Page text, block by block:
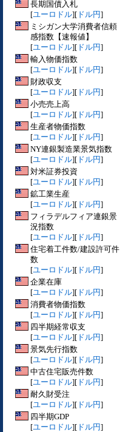
長期国債入札
[ユーロドル][ ドル円]
ミシガン大学消費者信頼
感指数【速報値】
[ユーロドル][ ドル円]
輸入物価指数
[ユーロドル][ ドル円]
財政収支
[ユーロドル][ ドル円]
小売売上高
[ユーロドル][ ドル円]
生産者物価指数
[ユーロドル][ ドル円]
NY連銀製造業景気指数
[ユーロドル][ ドル円]
対米証券投資
[ユーロドル][ ドル円]
鉱工業生産
[ユーロドル][ ドル円]
フィラデルフィア連銀景
況指数
[ユーロドル][ ドル円]
住宅着工件数/建設許可件
数
[ユーロドル][ ドル円]
企業在庫
[ユーロドル][ ドル円]
消費者物価指数
[ユーロドル][ ドル円]
四半期経常収支
[ユーロドル][ ドル円]
景気先行指数
[ユーロドル][ ドル円]
中古住宅販売件数
[ユーロドル][ ドル円]
耐久財受注
[ユーロドル][ ドル円]
四半期GDP
[ユーロドル][ ドル円]